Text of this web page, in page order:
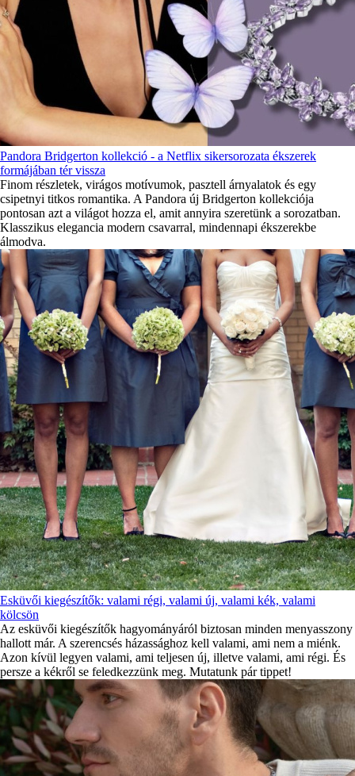
Pandora Bridgerton kollekció - a Netflix sikersorozata ékszerek
formájában tér vissza
Finom részletek, virágos motívumok, pasztell árnyalatok és egy
csipetnyi titkos romantika. A Pandora új Bridgerton kollekciója
pontosan azt a világot hozza el, amit annyira szeretünk a sorozatban.
Klasszikus elegancia modern csavarral, mindennapi ékszerekbe
álmodva.
Esküvői kiegészítők: valami régi, valami új, valami kék, valami
kölcsön
Az esküvői kiegészítők hagyományáról biztosan minden menyasszony
hallott már. A szerencsés házassághoz kell valami, ami nem a miénk.
Azon kívül legyen valami, ami teljesen új, illetve valami, ami régi. És
persze a kékről se feledkezzünk meg. Mutatunk pár tippet!